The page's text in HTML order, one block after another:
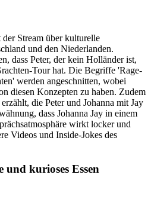
Stream über kulturelle
und den Niederlanden.
dass Peter, der kein Holländer ist,
Tour hat. Die Begriffe 'Rage-
werden angeschnitten, wobei
diesen Konzepten zu haben. Zudem
die Peter und Johanna mit Jay
dass Johanna Jay in einem
wirkt locker und
Videos und Inside-Jokes des
und kurioses Essen